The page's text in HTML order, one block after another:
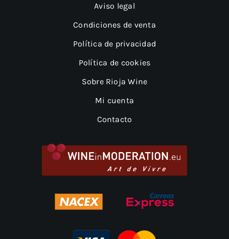
Aviso legal
Condiciones de venta
Política de privacidad
Política de cookies
Sobre Rioja Wine
Mi cuenta
Contacto